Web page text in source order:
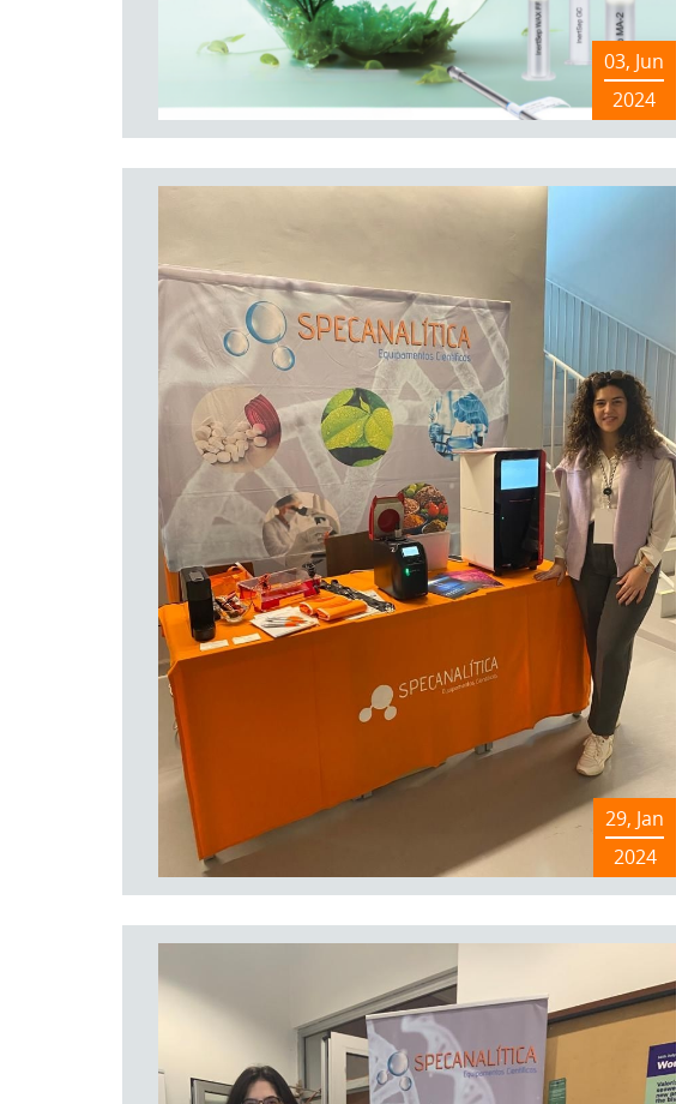
03, Jun
2024
29, Jan
2024